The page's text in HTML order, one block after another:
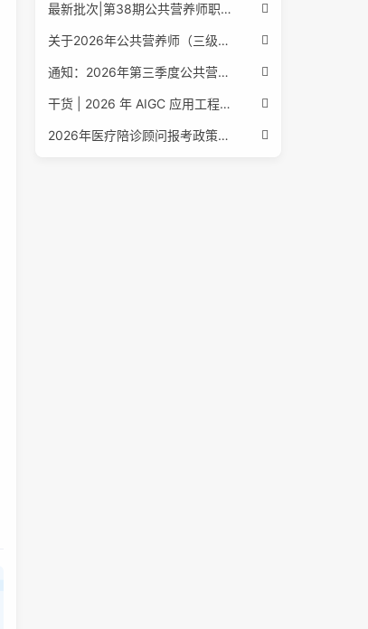
最新批次|第38期公共营养师职业能力评价证书报名培训通知
关于2026年公共营养师（三级、四级）全国统一认定报名的服务通知
通知：2026年第三季度公共营养师四级培训报名安排正式发布
干货 | 2026 年 AIGC 应用工程师报考指南：报名流程、学历要求、培训课程、就业方向全梳理
2026年医疗陪诊顾问报考政策更新，全国报名入口与报考指南全同步